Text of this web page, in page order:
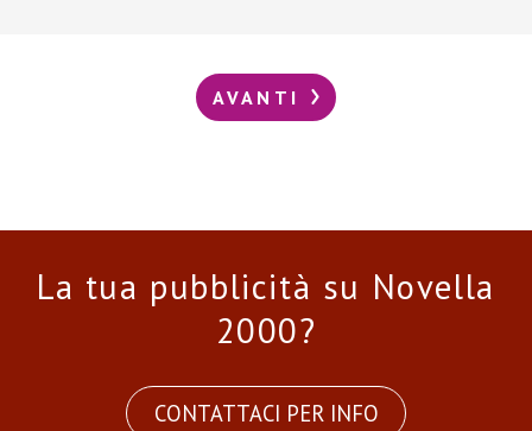
AVANTI
La tua pubblicità su Novella
2000?
CONTATTACI PER INFO